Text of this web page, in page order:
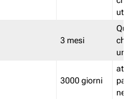
utenti
3 mesi
che
una
3000 giorni
attiva